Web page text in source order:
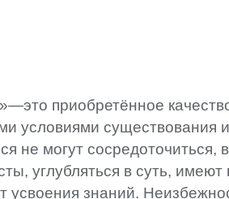
приобретённое
условиями существования
не могут сосредоточиться,
углубляться в суть, имеют
усвоения знаний.